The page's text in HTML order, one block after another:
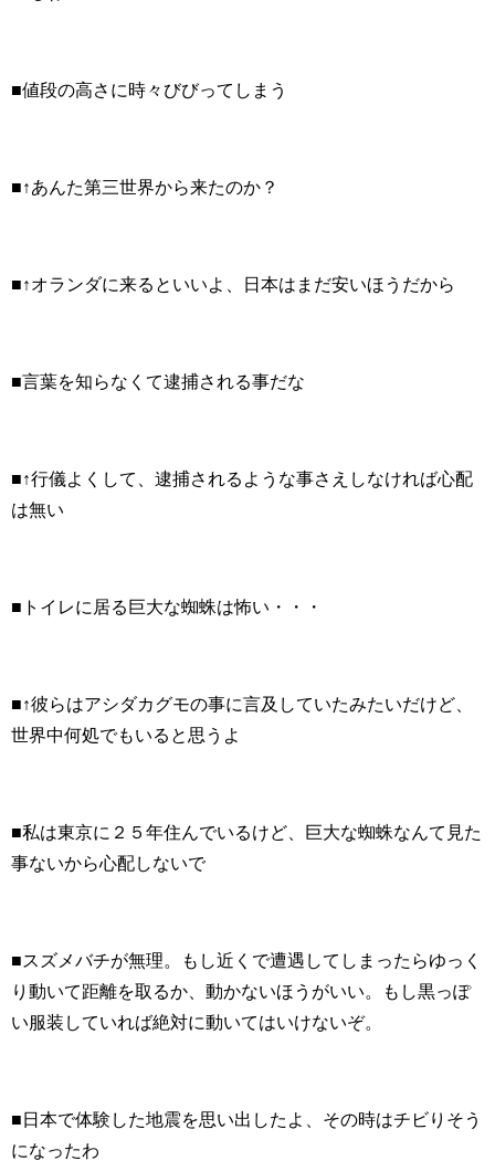
■値段の高さに時々びびってしまう
■↑あんた第三世界から来たのか？
■↑オランダに来るといいよ、日本はまだ安いほうだから
■言葉を知らなくて逮捕される事だな
■↑行儀よくして、逮捕されるような事さえしなければ心配
は無い
■トイレに居る巨大な蜘蛛は怖い・・・
■↑彼らはアシダカグモの事に言及していたみたいだけど、
世界中何処でもいると思うよ
■私は東京に２５年住んでいるけど、巨大な蜘蛛なんて見た
事ないから心配しないで
■スズメバチが無理。もし近くで遭遇してしまったらゆっく
り動いて距離を取るか、動かないほうがいい。もし黒っぽ
い服装していれば絶対に動いてはいけないぞ。
■日本で体験した地震を思い出したよ、その時はチビりそう
になったわ